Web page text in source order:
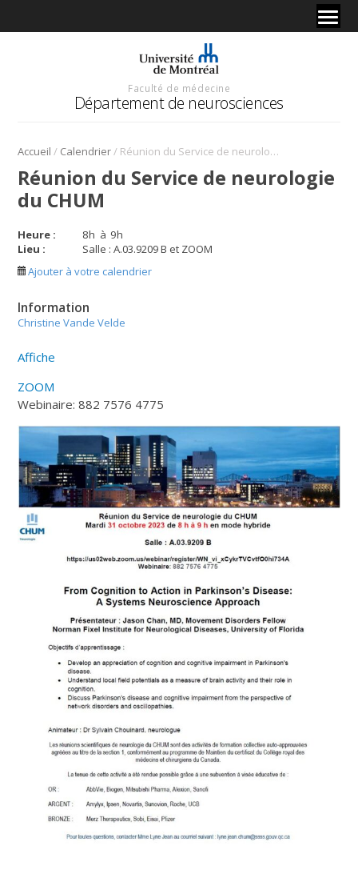
Faculté de médecine
Département de neurosciences
Accueil / Calendrier/ Réunion du Service de neurologie du CHUM
Réunion du Service de neurologie
du CHUM
Heure : 8h à 9h
Lieu :
Salle : A.03.9209 B et ZOOM
Ajouter à votre calendrier
Information
Christine Vande Velde
Affiche
ZOOM
Webinaire: 882 7576 4775